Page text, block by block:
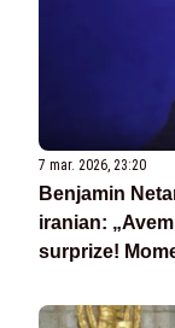
7 mar. 2026, 23:20
Benjamin
iranian:
surprize!